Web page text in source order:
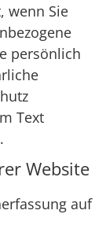
wenn Sie
persönlich
Text
Website
auf